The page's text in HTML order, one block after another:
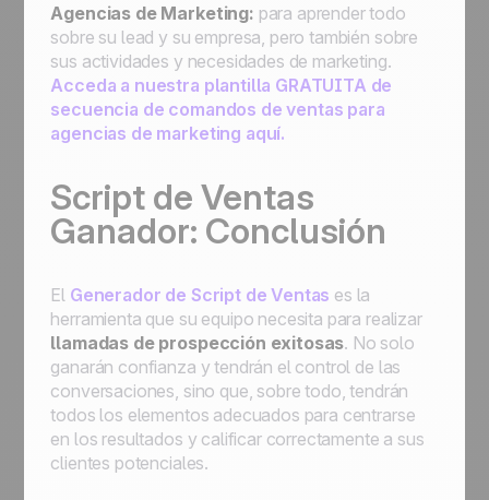
Agencias de Marketing: para aprender todo
sobre su lead y su empresa, pero también sobre
sus actividades y necesidades de marketing.
Acceda a nuestra plantilla GRATUITA de
secuencia de comandos de ventas para
agencias de marketing aquí.
Script de Ventas
Ganador: Conclusión
El Generador de Script de Ventas es la
herramienta que su equipo necesita para realizar
llamadas de prospección exitosas. No solo
ganarán confianza y tendrán el control de las
conversaciones, sino que, sobre todo, tendrán
todos los elementos adecuados para centrarse
en los resultados y calificar correctamente a sus
clientes potenciales.